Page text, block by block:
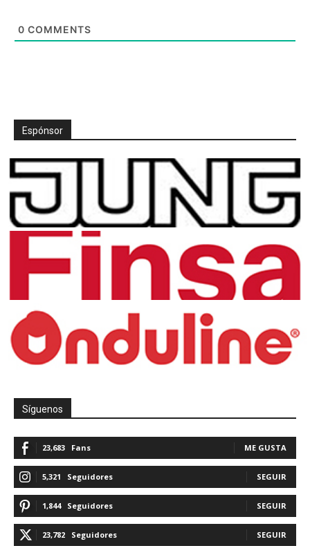
0 COMMENTS
Espónsor
Síguenos
23,683 Fans ME GUSTA
5,321 Seguidores SEGUIR
1,844 Seguidores SEGUIR
23,782 Seguidores SEGUIR